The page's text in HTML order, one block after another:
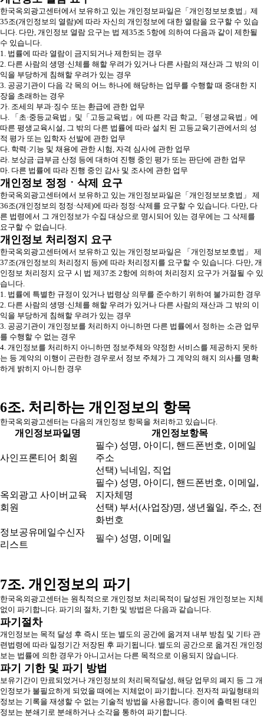
한국옥외광고센터에서 보유하고 있는 개인정보파일은「개인정보보호법」제
35조(개인정보의 열람)에 따라 자신의 개인정보에 대한 열람을 요구할 수 있습
니다. 다만, 개인정보 열람 요구는 법 제35조 5항에 의하여 다음과 같이 제한될
수 있습니다.
1. 법률에 따라 열람이 금지되거나 제한되는 경우
2. 다른 사람의 생명·신체를 해할 우려가 있거나 다른 사람의 재산과 그 밖의 이
익을 부당하게 침해할 우려가 있는 경우
3. 공공기관이 다음 각 목의 어느 하나에 해당하는 업무를 수행할 때 중대한 지
장을 초래하는 경우
가. 조세의 부과·징수 또는 환급에 관한 업무
나. 「초·중등교육법」및「고등교육법」에 따른 각급 학교,「평생교육법」에
따른 평생교육시설, 그 밖의 다른 법률에 따라 설치 된 고등교육기관에서의 성
적 평가 또는 입학자 선발에 관한 업무
다. 학력·기능 및 채용에 관한 시험, 자격 심사에 관한 업무
라. 보상금·급부금 산정 등에 대하여 진행 중인 평가 또는 판단에 관한 업무
마. 다른 법률에 따라 진행 중인 감사 및 조사에 관한 업무
개인정보 정정ㆍ삭제 요구
한국옥외광고센터에서 보유하고 있는 개인정보파일은「개인정보보호법」 제
36조(개인정보의 정정·삭제)에 따라 정정·삭제를 요구할 수 있습니다. 다만, 다
른 법령에서 그 개인정보가 수집 대상으로 명시되어 있는 경우에는 그 삭제를
요구할 수 없습니다.
개인정보 처리정지 요구
한국옥외광고센터에서 보유하고 있는 개인정보파일은 「개인정보보호법」 제
37조(개인정보의 처리정지 등)에 따라 처리정지를 요구할 수 있습니다. 다만, 개
인정보 처리정지 요구 시 법 제37조 2항에 의하여 처리정지 요구가 거절될 수 있
습니다.
1. 법률에 특별한 규정이 있거나 법령상 의무를 준수하기 위하여 불가피한 경우
2. 다른 사람의 생명·신체를 해할 우려가 있거나 다른 사람의 재산과 그 밖의 이
익을 부당하게 침해할 우려가 있는 경우
3. 공공기관이 개인정보를 처리하지 아니하면 다른 법률에서 정하는 소관 업무
를 수행할 수 없는 경우
4. 개인정보를 처리하지 아니하면 정보주체와 약정한 서비스를 제공하지 못하
는 등 계약의 이행이 곤란한 경우로서 정보 주체가 그 계약의 해지 의사를 명확
하게 밝히지 아니한 경우
6조. 처리하는 개인정보의 항목
한국옥외광고센터는 다음의 개인정보 항목을 처리하고 있습니다.
개인정보파일명 개인정보항목
사인프론티어 회원
필수) 성명, 아이디, 핸드폰번호, 이메일
주소
선택) 닉네임, 직업
옥외광고 사이버교육
회원
필수) 성명, 아이디, 핸드폰번호, 이메일,
지자체명
선택) 부서(사업장)명, 생년월일, 주소, 전
화번호
정보공유메일수신자
리스트
필수) 성명, 이메일
7조. 개인정보의 파기
한국옥외광고센터는 원칙적으로 개인정보 처리목적이 달성된 개인정보는 지체
없이 파기합니다. 파기의 절차, 기한 및 방법은 다음과 같습니다.
파기절차
개인정보는 목적 달성 후 즉시 또는 별도의 공간에 옮겨져 내부 방침 및 기타 관
련법령에 따라 일정기간 저장된 후 파기됩니다. 별도의 공간으로 옮겨진 개인정
보는 법률에 의한 경우가 아니고서는 다른 목적으로 이용되지 않습니다.
파기 기한 및 파기 방법
보유기간이 만료되었거나 개인정보의 처리목적달성, 해당 업무의 폐지 등 그 개
인정보가 불필요하게 되었을 때에는 지체없이 파기합니다. 전자적 파일형태의
정보는 기록을 재생할 수 없는 기술적 방법을 사용합니다. 종이에 출력된 대인
정보는 분쇄기로 분쇄하거나 소각을 통하여 파기합니다.